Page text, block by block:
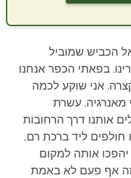
הכביש שמוביל
מאחורינו. בפאתי הכפר אנחנו
אני שוקע לכמה
מאנרגיה. עשרת
אותנו דרך הרחובות
חולפים ליד ברכת רם,
אותה למקום
זה אף פעם לא באמת